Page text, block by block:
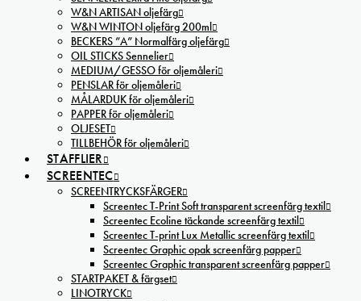
W&N ARTISAN oljefärg
W&N WINTON oljefärg 200ml
BECKERS ”A” Normalfärg oljefärg
OIL STICKS Sennelier
MEDIUM/GESSO för oljemåleri
PENSLAR för oljemåleri
MÅLARDUK för oljemåleri
PAPPER för oljemåleri
OLJESET
TILLBEHÖR för oljemåleri
STAFFLIER
SCREENTEC
SCREENTRYCKSFÄRGER
Screentec T-Print Soft transparent screenfärg textil
Screentec Ecoline täckande screenfärg textil
Screentec T-print Lux Metallic screenfärg textil
Screentec Graphic opak screenfärg papper
Screentec Graphic transparent screenfärg papper
STARTPAKET & färgset
LINOTRYCK